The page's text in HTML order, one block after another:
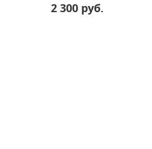
2 300 руб.